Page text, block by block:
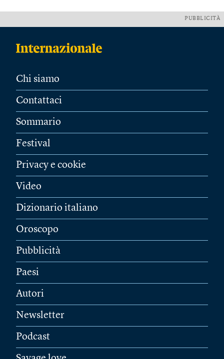
PUBBLICITÀ
Chi siamo
Contattaci
Sommario
Festival
Privacy e cookie
Video
Dizionario italiano
Oroscopo
Pubblicità
Paesi
Autori
Newsletter
Podcast